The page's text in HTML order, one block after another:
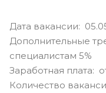
Дата вакансии:
Дополнительные
специалистам 5%
Заработная плата:
Количество